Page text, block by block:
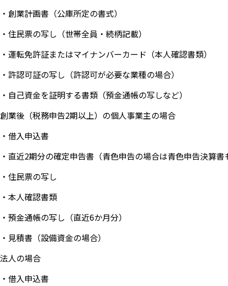
・創業計画書（公庫所定の書式）
・住民票の写し（世帯全員・続柄記載）
・運転免許証またはマイナンバーカード（本人確認書類）
・許認可証の写し（許認可が必要な業種の場合）
・自己資金を証明する書類（預金通帳の写しなど）
創業後（税務申告2期以上）の個人事業主の場合
・借入申込書
・直近2期分の確定申告書（青色申告の場合は青色申告決算書
・住民票の写し
・本人確認書類
・預金通帳の写し（直近6か月分）
・見積書（設備資金の場合）
法人の場合
・借入申込書